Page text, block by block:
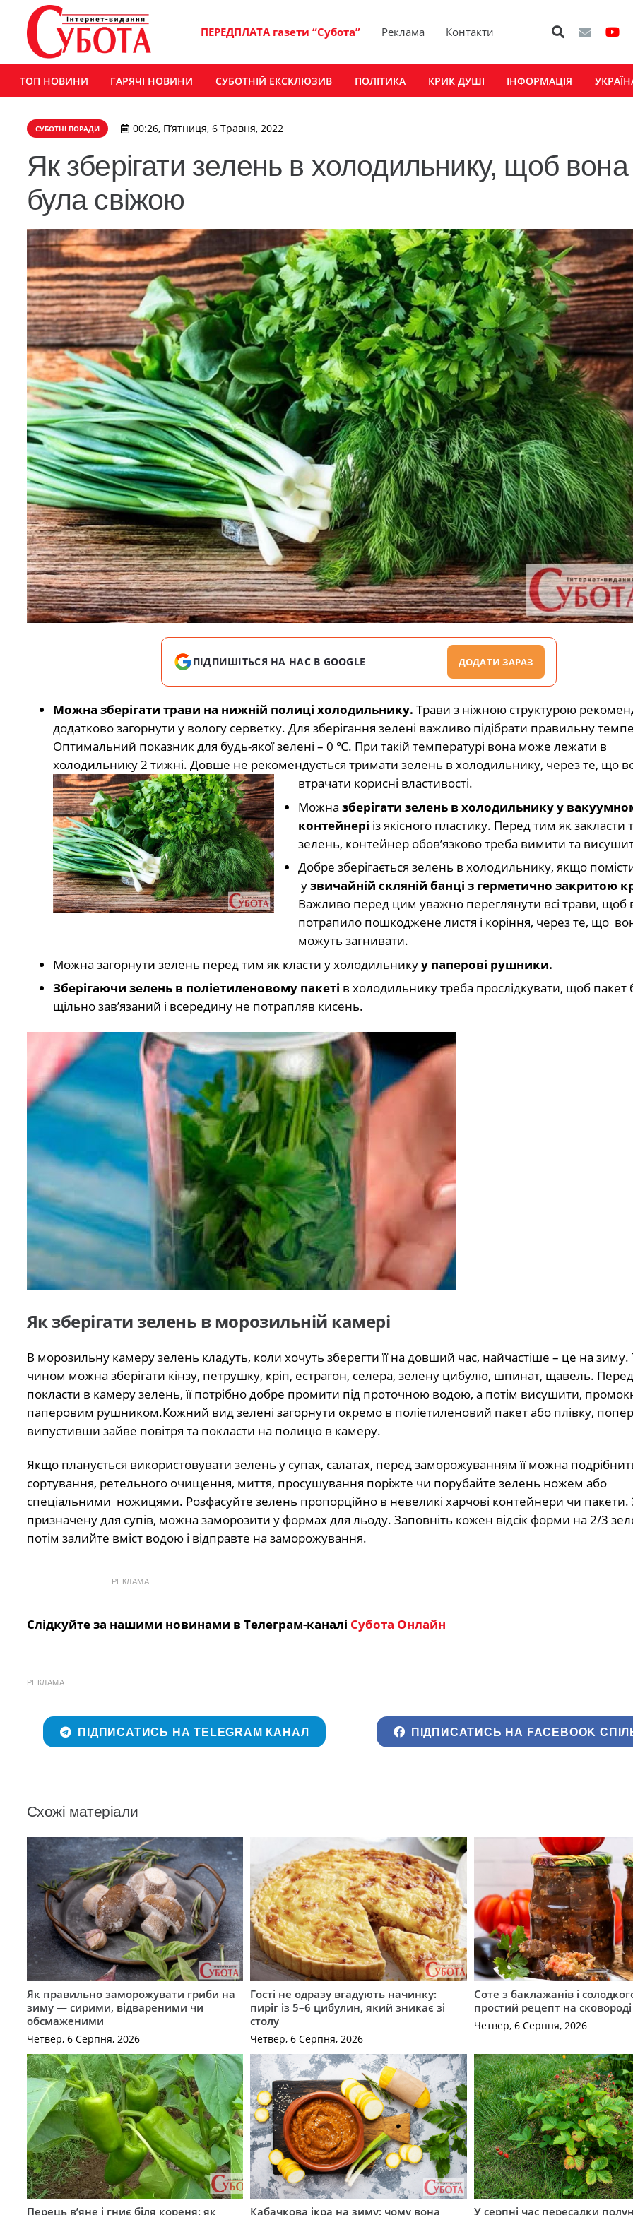
ПЕРЕДПЛАТА газети “Субота” Реклама Контакти
ТОП НОВИНИ ГАРЯЧІ НОВИНИ СУБОТНІЙ ЕКСКЛЮЗИВ ПОЛІТИКА КРИК ДУШІ ІНФОРМАЦІЯ
СУБОТНІ ПОРАДИ 00:26, П’ятниця, 6 Травня, 2022
Як зберігати зелень в холодильнику, щоб вона
була свіжою
ПІДПИШІТЬСЯ НА НАС В GOOGLE ДОДАТИ ЗАРАЗ
Можна зберігати трави на нижній полиці холодильнику. Трави з ніжною структурою
додатково загорнути у вологу серветку. Для зберігання зелені важливо підібрати правильну
Оптимальний показник для будь-якої зелені – 0 ℃. При такій температурі вона може лежати в
холодильнику 2 тижні. Довше не рекомендується тримати зелень в холодильнику, через те, що
втрачати корисні властивості.
Можна зберігати зелень в холодильнику у
контейнері із якісного пластику. Перед тим як закласти
зелень, контейнер обов’язково треба вимити та
Добре зберігається зелень в холодильнику, якщо
узвичайній скляній банці з герметично закритою
Важливо перед цим уважно переглянути всі трави, щоб
потрапило пошкоджене листя і коріння, через те, що
можуть загнивати.
Можна загорнути зелень перед тим як класти у холодильникуу паперові рушники.
Зберігаючи зелень в поліетиленовому пакеті в холодильнику треба прослідкувати, щоб пакет
щільно зав’язаний і всередину не потрапляв кисень.
Як зберігати зелень в морозильній камері
В морозильну камеру зелень кладуть, коли хочуть зберегти її на довший час, найчастіше – це на
чином можна зберігати кінзу, петрушку, кріп, естрагон, селера, зелену цибулю, шпинат, щавель.
покласти в камеру зелень, її потрібно добре промити під проточною водою, а потім висушити,
паперовим рушником.Кожний вид зелені загорнути окремо в поліетиленовий пакет або плівку,
випустивши зайве повітря та покласти на полицю в камеру.
Якщо планується використовувати зелень у супах, салатах, перед заморожуванням її можна
сортування, ретельного очищення, миття, просушування поріжте чи порубайте зелень ножем або
спеціальними ножицями. Розфасуйте зелень пропорційно в невеликі харчові контейнери чи пакети.
призначену для супів, можна заморозити у формах для льоду. Заповніть кожен відсік форми на 2/3
потім залийте вміст водою і відправте на заморожування.
РЕКЛАМА
Слідкуйте за нашими новинами в Телеграм-каналі Субота Онлайн
РЕКЛАМА
ПІДПИСАТИСЬ НА TELEGRAM КАНАЛ ПІДПИСАТИСЬ НА FACEBOOK
Схожі матеріали
Як правильно заморожувати гриби на
зиму — сирими, відвареними чи
обсмаженими
Четвер, 6 Серпня, 2026
Гості не одразу вгадують начинку:
пиріг із 5–6 цибулин, який зникає зі
столу
Четвер, 6 Серпня, 2026
Соте з баклажанів і
простий рецепт на сковороді
Четвер, 6 Серпня, 2026
Перець в’яне і гниє біля кореня: як Кабачкова ікра на зиму: чому вона У серпні час пересадки